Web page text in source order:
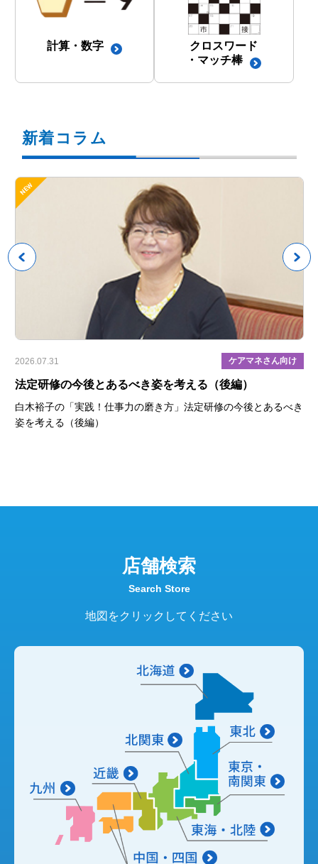
計算・数字
クロスワード
・マッチ棒
新着コラム
2026.07.31 ケアマネさん向け
法定研修の今後とあるべき姿を考える（後編）
白木裕子の「実践！仕事力の磨き方」法定研修の今後とあるべき
姿を考える（後編）
店舗検索
Search Store
地図をクリックしてください